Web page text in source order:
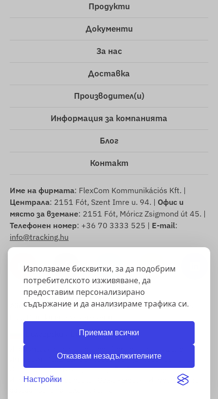
Използваме бисквитки, за да подобрим
потребителското изживяване, да
предоставим персонализирано
съдържание и да анализираме трафика си.
Приемам всички
Отказвам незадължителните
Настройки
Продукти
Документи
За нас
Доставка
Производител(и)
Информация за компанията
Блог
Контакт
Име на фирмата: FlexCom Kommunikációs Kft. |
Централа: 2151 Fót, Szent Imre u. 94. | Офис и
място за вземане: 2151 Fót, Móricz Zsigmond út 45. |
Телефонен номер: +36 70 3333 525 | E-mail:
info@tracking.hu
Авторско право © 2025 FlexCom Communications
Български лев
Информация за бисквитките
Гаранция и отговорност за несъответствия
Образец на формуляр за отказ-Право на отказ-
Информация за доставка
Информация за